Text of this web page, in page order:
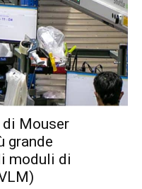
Mouser
grande
moduli di